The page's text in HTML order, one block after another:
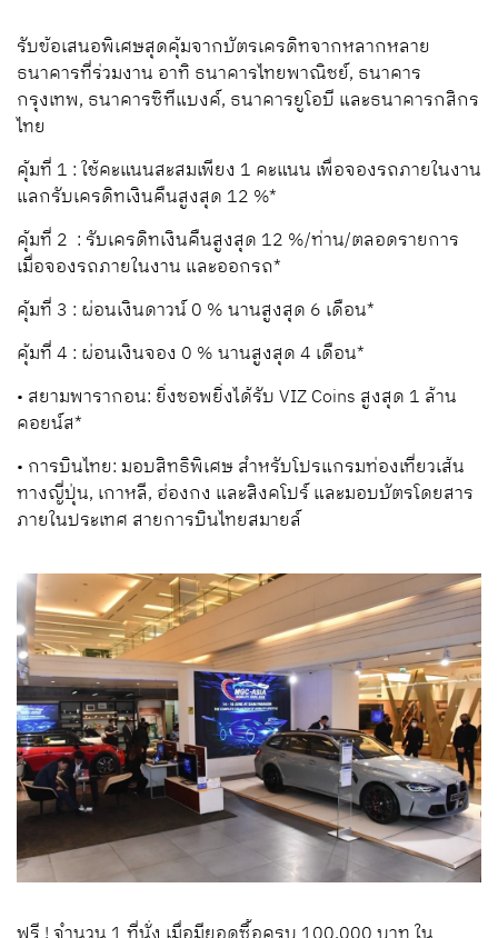
รับข้อเสนอพิเศษสุดคุ้มจากบัตรเครดิทจากหลากหลาย
ธนาคารที่ร่วมงาน อาทิ ธนาคารไทยพาณิชย์, ธนาคาร
กรุงเทพ, ธนาคารซิทีแบงค์, ธนาคารยูโอบี และธนาคารกสิกร
ไทย
คุ้มที่ 1 :ใช้คะแนนสะสมเพียง 1 คะแนน เพื่อจองรถภายในงาน
แลกรับเครดิทเงินคืนสูงสุด 12 %*
คุ้มที่ 2 : รับเครดิทเงินคืนสูงสุด 12 %/ท่าน/ตลอดรายการ
เมื่อจองรถภายในงาน และออกรถ*
คุ้มที่ 3 : ผ่อนเงินดาวน์0 %นานสูงสุด 6 เดือน*
คุ้มที่4 : ผ่อนเงินจอง 0 %นานสูงสุด4 เดือน*
• สยามพารากอน: ยิ่งชอพยิ่งได้รับVIZ Coins สูงสุด 1 ล้าน
คอยน์ส*
• การบินไทย: มอบสิทธิพิเศษสำหรับโปรแกรมท่องเที่ยวเส้น
ทางญี่ปุ่น, เกาหลี, ฮ่องกง และสิงคโปร์และมอบบัตรโดยสาร
ภายในประเทศ สายการบินไทยสมายล์